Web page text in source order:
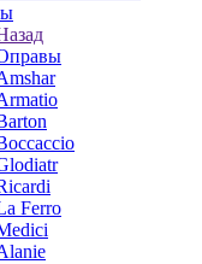
Ferro